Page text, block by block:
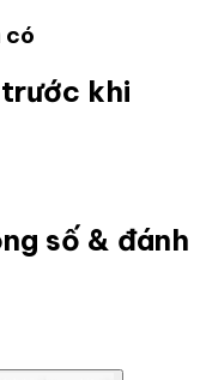
có
khi
số & đánh